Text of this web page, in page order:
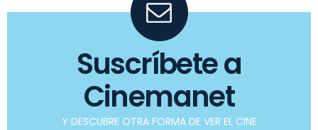
Suscríbete a
Cinemanet
Y DESCUBRE OTRA FORMA DE VER EL CINE